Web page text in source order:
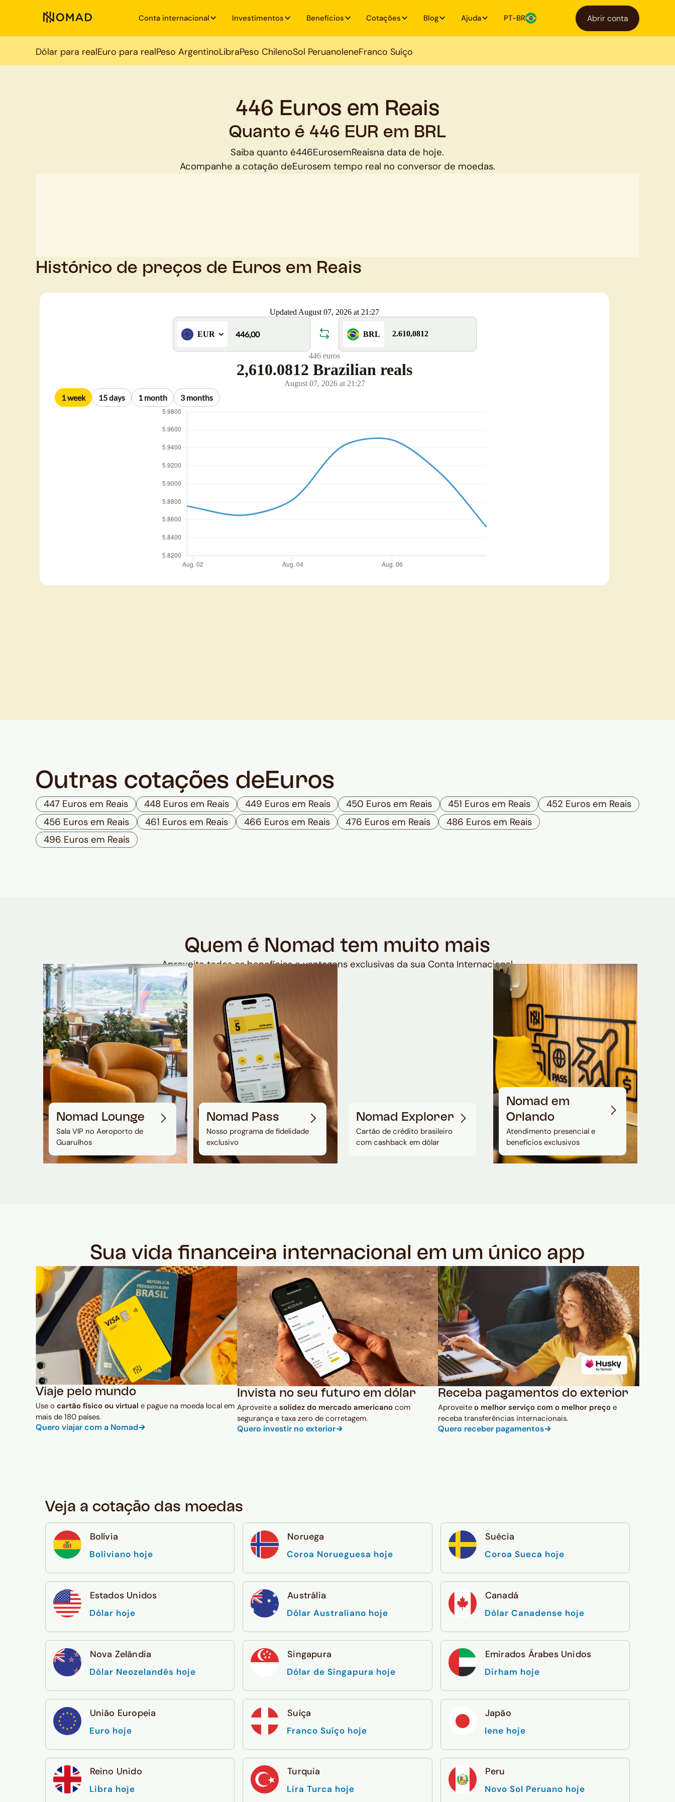
Conta internacional Investimentos Benefícios Cotações Blog Ajuda PT-BR Abrir conta
Dólar para realEuro para realPeso ArgentinoLibraPeso ChilenoSol PeruanoIeneFranco Suíço
446 Euros em Reais
Quanto é 446 EUR em BRL
Saiba quanto é446EurosemReaisna data de hoje.
Acompanhe a cotação deEurosem tempo real no conversor de moedas.
Histórico de preços de Euros em Reais
Outras cotações de Euros
447 Euros em Reais 448 Euros em Reais 449 Euros em Reais 450 Euros em Reais 451 Euros em Reais
452 Euros em Reais
456 Euros em Reais
461 Euros em Reais 466 Euros em Reais 476 Euros em Reais
486 Euros em Reais
496 Euros em Reais
Quem é Nomad tem muito mais
Aproveite todos os benefícios e vantagens exclusivas da sua Conta Internacional
Nomad Lounge
Sala VIP no Aeroporto de
Guarulhos
Nomad Pass
Nosso programa de fidelidade
exclusivo
Nomad Explorer
Cartão de crédito brasileiro
com cashback em dólar
Nomad em
Orlando
Atendimento presencial e
benefícios exclusivos
Sua vida financeira internacional em um único app
Viaje pelo mundo
Use o cartão físico ou virtual e pague na moeda local em
mais de 180 países.
Quero viajar com a Nomad
Invista no seu futuro em dólar
Aproveite a solidez do mercado americanocom
segurança e taxa zero de corretagem.
Quero investir no exterior
Receba pagamentos do exterior
Aproveiteo melhor serviço com o melhor preço e
receba transferências internacionais.
Quero receber pagamentos
Veja a cotação das moedas
Bolívia
Boliviano hoje
Noruega
Coroa Norueguesa hoje
Suécia
Coroa Sueca hoje
Estados Unidos
Dólar hoje
Austrália
Dólar Australiano hoje
Canadá
Dólar Canadense hoje
Nova Zelândia
Dólar Neozelandês hoje
Singapura
Dólar de Singapura hoje
Emirados Árabes Unidos
Dirham hoje
União Europeia
Euro hoje
Suíça
Franco Suíço hoje
Japão
Iene hoje
Reino Unido
Libra hoje
Turquia
Lira Turca hoje
Peru
Novo Sol Peruano hoje